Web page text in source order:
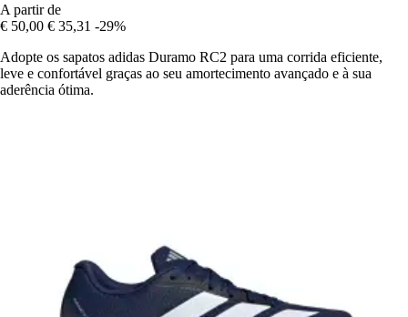
A partir de
€ 50,00 € 35,31 -29%
Adopte os sapatos adidas Duramo RC2 para uma corrida eficiente,
leve e confortável graças ao seu amortecimento avançado e à sua
aderência ótima.